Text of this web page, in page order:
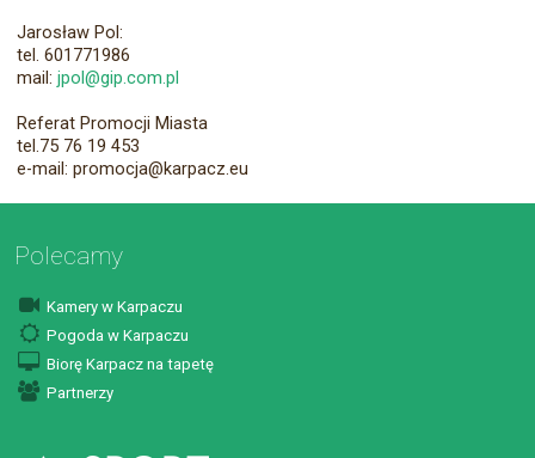
Jarosław Pol:
tel. 601771986
mail: jpol@gip.com.pl
Referat Promocji Miasta
tel.75 76 19 453
e-mail: promocja@karpacz.eu
Polecamy
Kamery w Karpaczu
Pogoda w Karpaczu
Biorę Karpacz na tapetę
Partnerzy